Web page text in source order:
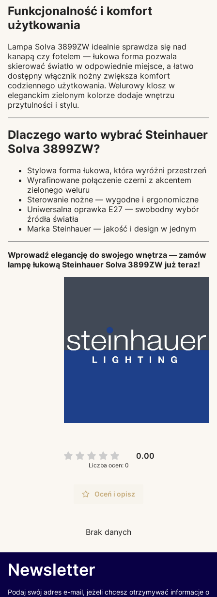
Funkcjonalność i komfort
użytkowania
Lampa Solva 3899ZW idealnie sprawdza się nad
kanapą czy fotelem — łukowa forma pozwala
skierować światło w odpowiednie miejsce, a łatwo
dostępny włącznik nożny zwiększa komfort
codziennego użytkowania. Welurowy klosz w
eleganckim zielonym kolorze dodaje wnętrzu
przytulności i stylu.
Dlaczego warto wybrać Steinhauer
Solva 3899ZW?
Stylowa forma łukowa, która wyróżni przestrzeń
Wyrafinowane połączenie czerni z akcentem
zielonego weluru
Sterowanie nożne — wygodne i ergonomiczne
Uniwersalna oprawka E27 — swobodny wybór
źródła światła
Marka Steinhauer — jakość i design w jednym
Wprowadź elegancję do swojego wnętrza — zamów
lampę łukową Steinhauer Solva 3899ZW już teraz!
0.00
Liczba ocen: 0
Oceń i opisz
Brak danych
Newsletter
Podaj swój adres e-mail, jeżeli chcesz otrzymywać informacje o